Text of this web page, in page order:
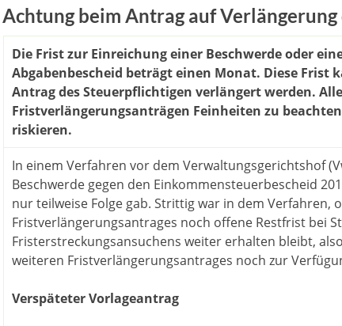
Achtung beim Antrag auf
Die Frist zur Einreichung einer Beschwerde oder
Abgabenbescheid beträgt einen Monat. Diese Frist
Antrag des Steuerpflichtigen verlängert werden.
Fristverlängerungsanträgen Feinheiten zu
riskieren.
In einem Verfahren vor dem Verwaltungsgerichtshof
Beschwerde gegen den Einkommensteuerbescheid
nur teilweise Folge gab. Strittig war in dem Verfahren,
Fristverlängerungsantrages noch offene Restfrist bei
Fristerstreckungsansuchens weiter erhalten bleibt,
weiteren Fristverlängerungsantrages noch zur
Verspäteter Vorlageantrag